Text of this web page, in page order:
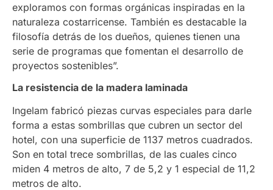
exploramos con formas orgánicas inspiradas en la
naturaleza costarricense. También es destacable la
filosofía detrás de los dueños, quienes tienen una
serie de programas que fomentan el desarrollo de
proyectos sostenibles”.
La resistencia de la madera laminada
Ingelam fabricó piezas curvas especiales para darle
forma a estas sombrillas que cubren un sector del
hotel, con una superficie de 1137 metros cuadrados.
Son en total trece sombrillas, de las cuales cinco
miden 4 metros de alto, 7 de 5,2 y 1 especial de 11,2
metros de alto.